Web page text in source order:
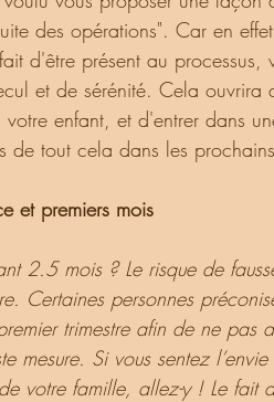
des opérations". Car en
d'être présent au processus,
et de sérénité. Cela ouvrira
enfant, et d'entrer dans
de tout cela dans les
et premiers mois
2.5 mois ? Le risque de
Certaines personnes
trimestre afin de ne pas
mesure. Si vous sentez
votre famille, allez-y ! Le fait